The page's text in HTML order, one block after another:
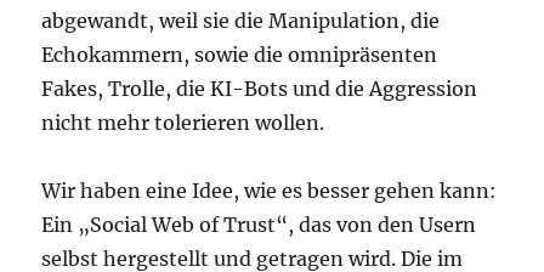
abgewandt, weil sie die Manipulation, die
Echokammern, sowie die omnipräsenten
Fakes, Trolle, die KI-Bots und die Aggression
nicht mehr tolerieren wollen.
Wir haben eine Idee, wie es besser gehen kann:
Ein „Social Web of Trust“, das von den Usern
selbst hergestellt und getragen wird. Die im